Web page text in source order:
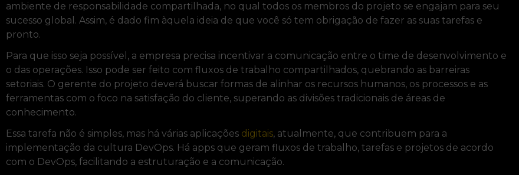
ambiente de responsabilidade compartilhada, no qual todos os membros do projeto se engajam para seu
sucesso global. Assim, é dado fim àquela ideia de que você só tem obrigação de fazer as suas tarefas e
pronto.
Para que isso seja possível, a empresa precisa incentivar a comunicação entre o time de desenvolvimento e
o das operações. Isso pode ser feito com fluxos de trabalho compartilhados, quebrando as barreiras
setoriais. O gerente do projeto deverá buscar formas de alinhar os recursos humanos, os processos e as
ferramentas com o foco na satisfação do cliente, superando as divisões tradicionais de áreas de
conhecimento.
Essa tarefa não é simples, mas há várias aplicações digitais, atualmente, que contribuem para a
implementação da cultura DevOps. Há apps que geram fluxos de trabalho, tarefas e projetos de acordo
com o DevOps, facilitando a estruturação e a comunicação.